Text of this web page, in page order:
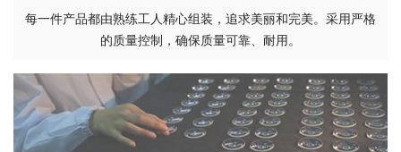
每一件产品都由熟练工人精心组装，追求美丽和完美。采用严格
的质量控制，确保质量可靠、耐用。